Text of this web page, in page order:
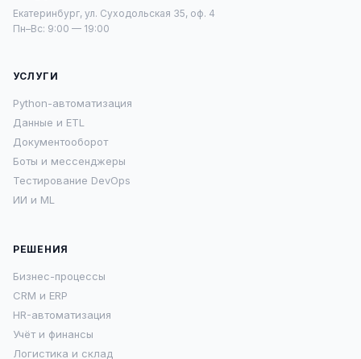
Екатеринбург, ул. Суходольская 35, оф. 4
Пн–Вс: 9:00 — 19:00
УСЛУГИ
Python-автоматизация
Данные и ETL
Документооборот
Боты и мессенджеры
Тестирование DevOps
ИИ и ML
РЕШЕНИЯ
Бизнес-процессы
CRM и ERP
HR-автоматизация
Учёт и финансы
Логистика и склад